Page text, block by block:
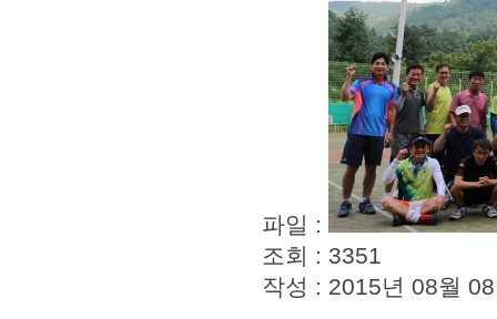
파일 :
조회 : 3351
작성 : 2015년 08월